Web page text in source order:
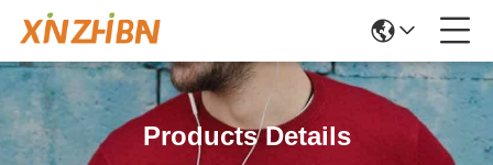
Products Details